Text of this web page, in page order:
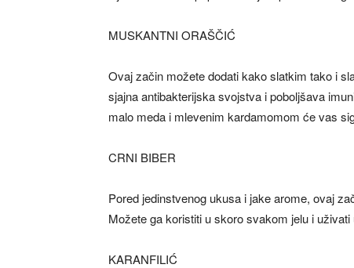
MUSKANTNI ORAŠČIĆ
Ovaj začin možete dodati kako slatkim tako i
sjajna antibakterijska svojstva i poboljšava
malo meda i mlevenim kardamomom će vas
CRNI BIBER
Pored jedinstvenog ukusa i jake arome, ovaj
Možete ga koristiti u skoro svakom jelu i
KARANFILIĆ